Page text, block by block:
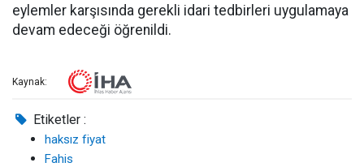
eylemler karşısında gerekli idari tedbirleri uygulamaya
devam edeceği öğrenildi.
Kaynak:
Etiketler :
haksız fiyat
Fahis